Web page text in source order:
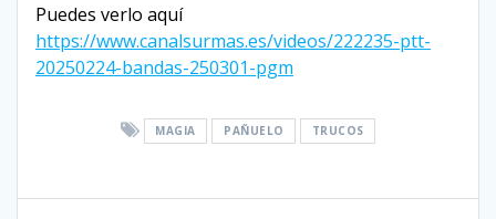
Puedes verlo aquí
https://www.canalsurmas.es/videos/222235-ptt-
20250224-bandas-250301-pgm
MAGIA PAÑUELO TRUCOS